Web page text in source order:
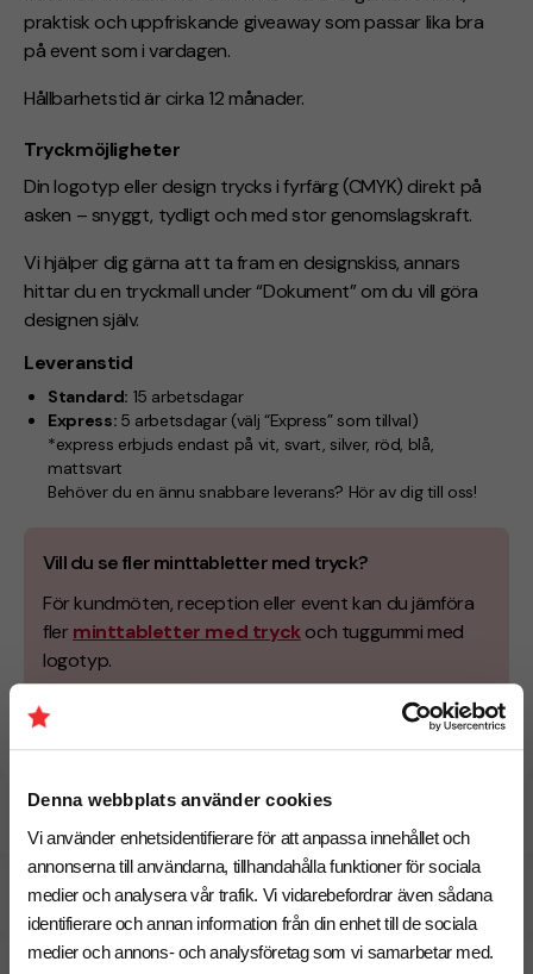
Denna webbplats använder cookies
Vi använder enhetsidentifierare för att anpassa innehållet och
annonserna till användarna, tillhandahålla funktioner för sociala
medier och analysera vår trafik. Vi vidarebefordrar även sådana
identifierare och annan information från din enhet till de sociala
medier och annons- och analysföretag som vi samarbetar med.
praktisk och uppfriskande giveaway som passar lika bra
på event som i vardagen.
Hållbarhetstid är cirka 12 månader.
Tryckmöjligheter
Din logotyp eller design trycks i fyrfärg (CMYK) direkt på
asken – snyggt, tydligt och med stor genomslagskraft.
Vi hjälper dig gärna att ta fram en designskiss, annars
hittar du en tryckmall under “Dokument” om du vill göra
designen själv.
Leveranstid
Standard: 15 arbetsdagar
Express: 5 arbetsdagar (välj “Express” som tillval)
*express erbjuds endast på vit, svart, silver, röd, blå,
mattsvart
Behöver du en ännu snabbare leverans? Hör av dig till oss!
Vill du se fler minttabletter med tryck?
För kundmöten, reception eller event kan du jämföra
fler minttabletter med tryckoch tuggummi med
logotyp.
Specifikationer
Pristabell